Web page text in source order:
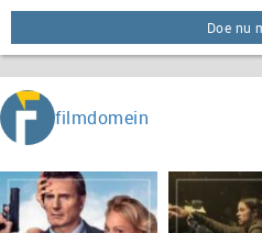
Doe nu
filmdomein